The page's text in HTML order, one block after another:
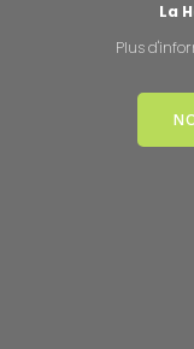
La
Plus